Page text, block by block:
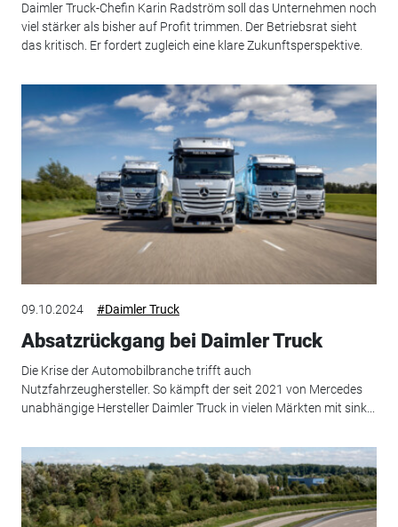
Daimler Truck-Chefin Karin Radström soll das Unternehmen noch
viel stärker als bisher auf Profit trimmen. Der Betriebsrat sieht
das kritisch. Er fordert zugleich eine klare Zukunftsperspektive.
09.10.2024 #Daimler Truck
Absatzrückgang bei Daimler Truck
Die Krise der Automobilbranche trifft auch
Nutzfahrzeughersteller. So kämpft der seit 2021 von Mercedes
unabhängige Hersteller Daimler Truck in vielen Märkten mit sink...